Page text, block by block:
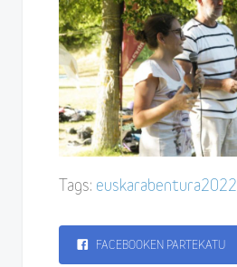
Tags: euskarabentura2022
FACEBOOKEN PARTEKATU